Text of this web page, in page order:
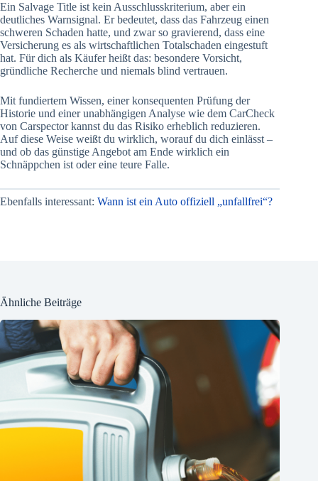
Ein Salvage Title ist kein Ausschlusskriterium, aber ein
deutliches Warnsignal. Er bedeutet, dass das Fahrzeug einen
schweren Schaden hatte, und zwar so gravierend, dass eine
Versicherung es als wirtschaftlichen Totalschaden eingestuft
hat. Für dich als Käufer heißt das: besondere Vorsicht,
gründliche Recherche und niemals blind vertrauen.
Mit fundiertem Wissen, einer konsequenten Prüfung der
Historie und einer unabhängigen Analyse wie dem CarCheck
von Carspector kannst du das Risiko erheblich reduzieren.
Auf diese Weise weißt du wirklich, worauf du dich einlässt –
und ob das günstige Angebot am Ende wirklich ein
Schnäppchen ist oder eine teure Falle.
Ebenfalls interessant: Wann ist ein Auto offiziell „unfallfrei“?
Ähnliche Beiträge